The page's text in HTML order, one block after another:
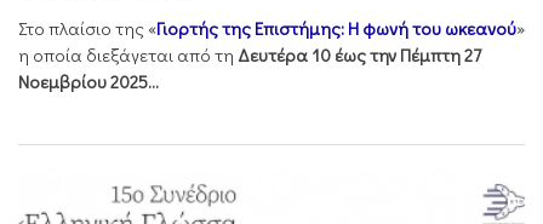
Στo πλαίσιo της «Γιορτής της Επιστήμης: Η φωνή του ωκεανού»
η οποία διεξάγεται από τη Δευτέρα 10 έως την Πέμπτη 27
Νοεμβρίου 2025...